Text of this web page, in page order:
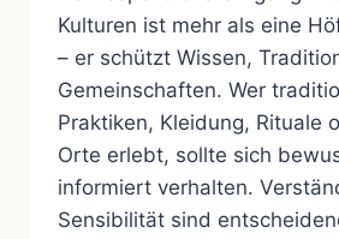
Kulturen ist mehr als eine
– er schützt Wissen,
Gemeinschaften. Wer
Praktiken, Kleidung, Rituale
Orte erlebt, sollte sich
informiert verhalten.
Sensibilität sind